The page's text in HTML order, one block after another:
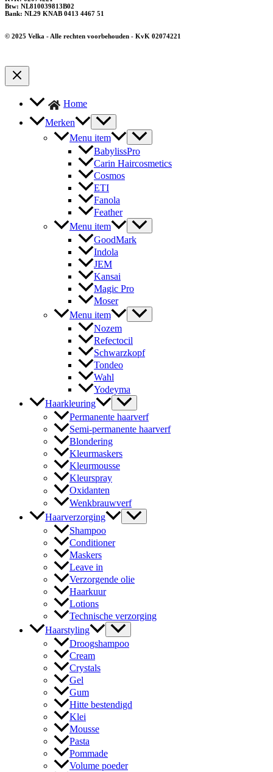
Btw: NL810039813B02
Bank: NL29 KNAB 0413 4467 51
© 2025 Velka - Alle rechten voorbehouden - KvK 02074221
Home
Merken
Menu item
BabylissPro
Carin Haircosmetics
Cosmos
ETI
Fanola
Feather
Menu item
GoodMark
Indola
JEM
Kansai
Magic Pro
Moser
Menu item
Nozem
Refectocil
Schwarzkopf
Tondeo
Wahl
Yodeyma
Haarkleuring
Permanente haarverf
Semi-permanente haarverf
Blondering
Kleurmaskers
Kleurmousse
Kleurspray
Oxidanten
Wenkbrauwverf
Haarverzorging
Shampoo
Conditioner
Maskers
Leave in
Verzorgende olie
Haarkuur
Lotions
Technische verzorging
Haarstyling
Droogshampoo
Cream
Crystals
Gel
Gum
Hitte bestendigd
Klei
Mousse
Pasta
Pommade
Volume poeder